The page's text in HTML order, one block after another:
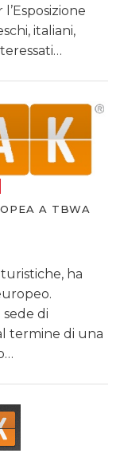
italiani,
A TBWA
ha
sede di
termine di una